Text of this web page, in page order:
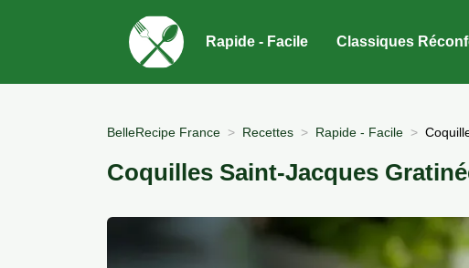
Rapide - Facile Classiques
BelleRecipe France Recettes Rapide - Facile
Coquilles Saint-Jacques